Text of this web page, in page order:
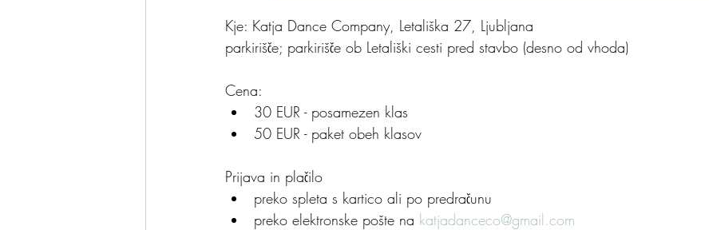
Kje: Katja Dance Company, Letališka 27, Ljubljana
parkirišče; parkirišče ob Letališki cesti pred stavbo (desno od vhoda)
Cena:
30 EUR - posamezen klas
50 EUR - paket obeh klasov
Prijava in plačilo
preko spleta s kartico ali po predračunu
preko elektronske pošte na katjadanceco@gmail.com